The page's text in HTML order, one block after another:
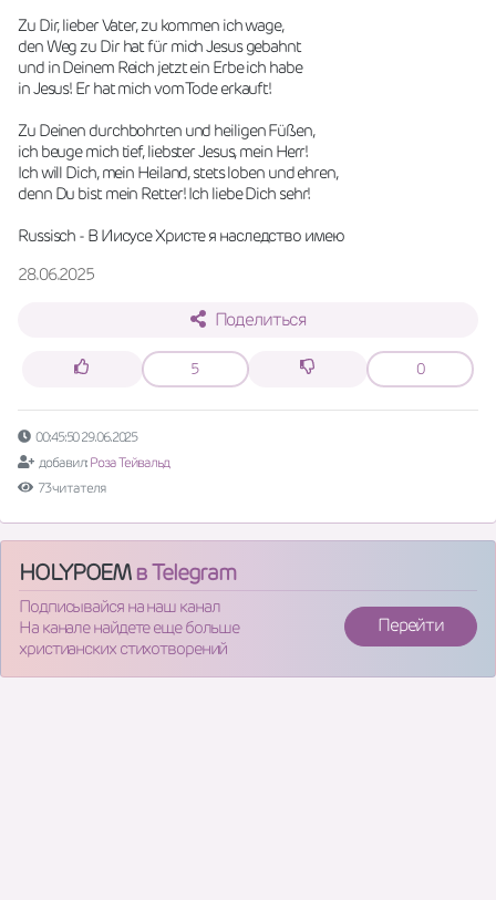
Zu Dir, lieber Vater, zu kommen ich wage,
den Weg zu Dir hat für mich Jesus gebahnt
und in Deinem Reich jetzt ein Erbe ich habe
in Jesus! Er hat mich vom Tode erkauft!
Zu Deinen durchbohrten und heiligen Füßen,
ich beuge mich tief, liebster Jesus, mein Herr!
Ich will Dich, mein Heiland, stets loben und ehren,
denn Du bist mein Retter! Ich liebe Dich sehr!
Russisch - В Иисусе Христе я наследство имею
28.06.2025
Поделиться
5 0
00:45:50 29.06.2025
добавил: Роза Тейвальд
73 читателя
HOLYPOEMв Telegram
Подписывайся на наш канал
На канале найдете еще больше
христианских стихотворений
Перейти